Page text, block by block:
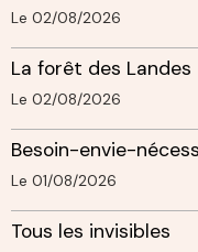
Le 02/08/2026
La forêt des Landes
Le 02/08/2026
Besoin-envie-
Le 01/08/2026
Tous les invisibles